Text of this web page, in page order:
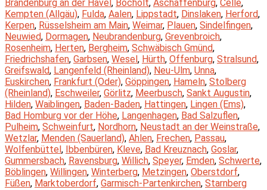
Brandenburg an der Havel , Bocholt, Aschaffenburg, Celle,
Kempten (Allgäu), Fulda, Aalen, Lippstadt, Dinslaken, Herford,
Kerpen, Rüsselsheim am Main, Weimar, Plauen, Sindelfingen,
Neuwied, Dormagen, Neubrandenburg, Grevenbroich,
Rosenheim, Herten, Bergheim, Schwäbisch Gmünd,
Friedrichshafen, Garbsen, Wesel , Hürth, Offenburg, Stralsund,
Greifswald, Langenfeld (Rheinland), Neu-Ulm, Unna,
Euskirchen, Frankfurt (Oder), Göppingen, Hameln, Stolberg
(Rheinland), Eschweiler, Görlitz, Meerbusch, Sankt Augustin,
Hilden, Waiblingen, Baden-Baden, Hattingen, Lingen (Ems),
Bad Homburg vor der Höhe, Langenhagen, Bad Salzuflen,
Pulheim, Schweinfurt, Nordhorn, Neustadt an der Weinstraße,
Wetzlar, Menden (Sauerland), Ahlen, Frechen, Passau,
Wolfenbüttel , Ibbenbüren, Kleve, Bad Kreuznach, Goslar,
Gummersbach, Ravensburg, Willich, Speyer, Emden, Schwerte,
Böblingen, Willingen, Winterberg, Metzingen, Oberstdorf,
Füßen, Marktoberdorf, Garmisch-Partenkirchen, Starnberg